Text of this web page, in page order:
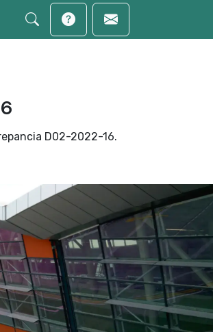
D02-2022-16.